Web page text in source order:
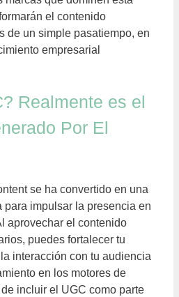
el contenido
de un simple pasatiempo, en
empresarial
Realmente es el
Por El
se ha convertido en una
para impulsar la presencia en
aprovechar el contenido
puedes fortalecer tu
interacción con tu audiencia
en los motores de
incluir el UGC como parte